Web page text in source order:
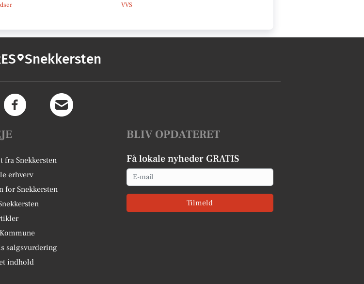
VVS
Snekkersten
fra Snekkersten
erhverv
for Snekkersten
salgsvurdering
indhold
BLIV OPDATERET
Få lokale nyheder GRATIS
Email
Tilmeld